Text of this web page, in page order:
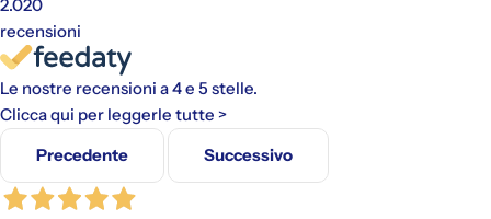
2.020
recensioni
Le nostre recensioni a 4 e 5 stelle.
Clicca qui per leggerle tutte >
Precedente
Successivo